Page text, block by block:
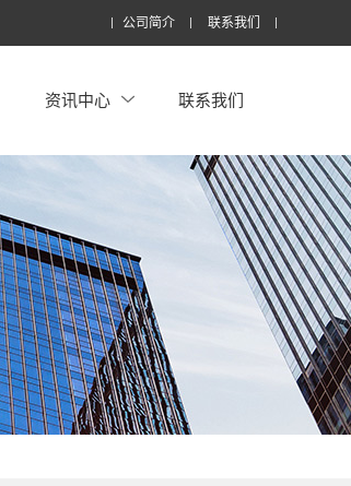
公司简介 联系我们
资讯中心 联系我们